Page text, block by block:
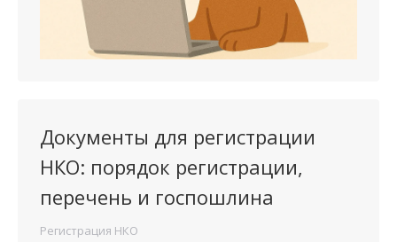
Документы для регистрации
НКО: порядок регистрации,
перечень и госпошлина
Регистрация НКО